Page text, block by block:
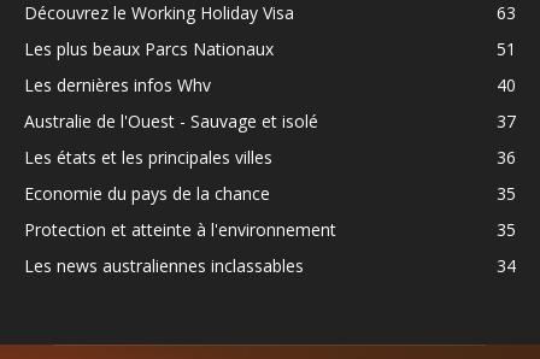
Découvrez le Working Holiday Visa
63
Les plus beaux Parcs Nationaux
51
Les dernières infos Whv
40
Australie de l'Ouest - Sauvage et isolé
37
Les états et les principales villes
36
Economie du pays de la chance
35
Protection et atteinte à l'environnement
35
Les news australiennes inclassables
34